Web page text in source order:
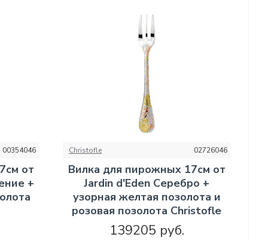
00354046
от
+
Christofle 02726046
Вилка для пирожных 17см от
Jardin d'Eden Серебро +
узорная желтая позолота и
розовая позолота Christofle
139205 руб.